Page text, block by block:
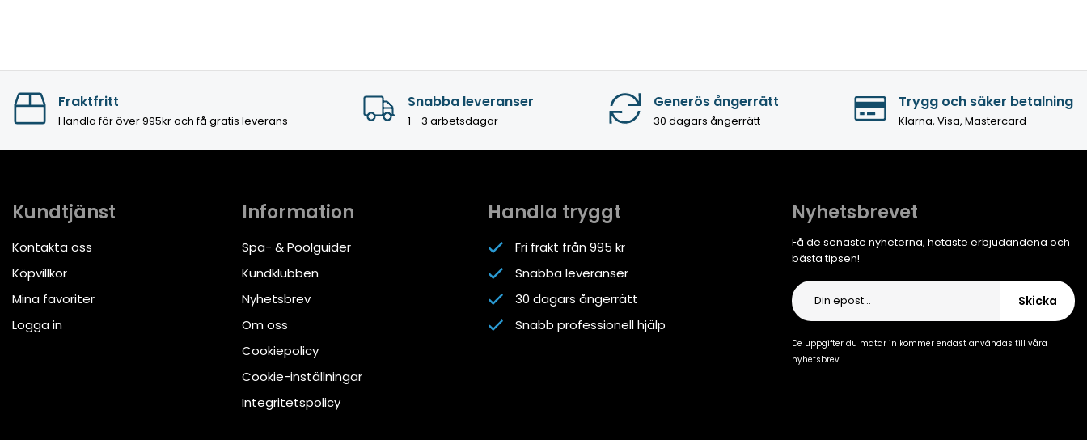
Fraktfritt
Handla för över 995kr och få gratis leverans
Snabba leveranser
1 - 3 arbetsdagar
Generös ångerrätt
30 dagars ångerrätt
Trygg och säker betalning
Klarna, Visa, Mastercard
Kundtjänst
Kontakta oss
Köpvillkor
Mina favoriter
Logga in
Information
Spa- & Poolguider
Kundklubben
Nyhetsbrev
Om oss
Cookiepolicy
Cookie-inställningar
Integritetspolicy
Handla tryggt
Fri frakt från 995 kr
Snabba leveranser
30 dagars ångerrätt
Snabb professionell hjälp
Nyhetsbrevet
Få de senaste nyheterna, hetaste erbjudandena och
bästa tipsen!
Skicka
De uppgifter du matar in kommer endast användas till våra
nyhetsbrev.